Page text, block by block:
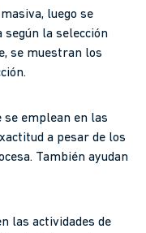
luego se
la selección
se muestran los
se emplean en las
a pesar de los
También ayudan
las actividades de